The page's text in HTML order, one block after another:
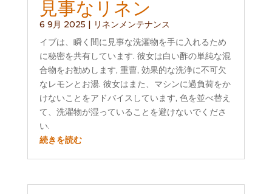
見事なリネン
6 9月 2025 | リネンメンテナンス
イブは、瞬く間に見事な洗濯物を手に入れるため
に秘密を共有しています. 彼女は白い酢の単純な混
合物をお勧めします, 重曹, 効果的な洗浄に不可欠
なレモンとお湯. 彼女はまた、マシンに過負荷をか
けないことをアドバイスしています, 色を並べ替え
て、洗濯物が湿っていることを避けないでくださ
い.
続きを読む